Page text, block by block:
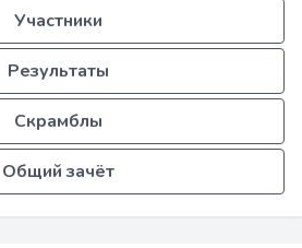
Участники
Результаты
Скрамблы
Общий зачёт